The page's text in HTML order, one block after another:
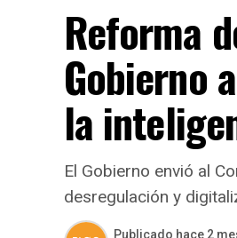
Reforma
Gobierno
la
El Gobierno envió al
desregulación y
Publicado hace 2